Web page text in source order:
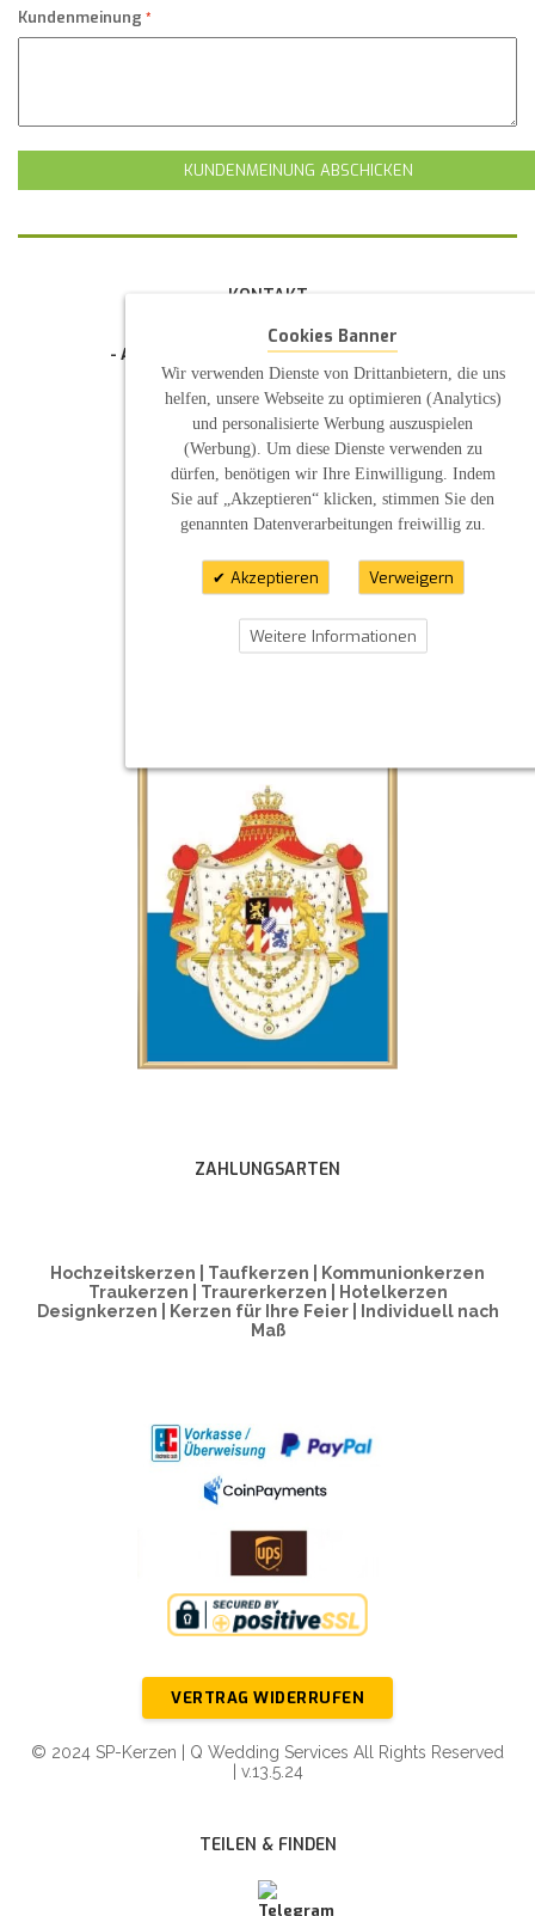
Kundenmeinung
KUNDENMEINUNG ABSCHICKEN
KONTAKT
- Allgemeine Geschäftsbedingung (AGB)
- Widerrufsbelehrung
- Datenschutzerklärung
- Pflegehinweise
E-Mail: infos@sp-kerzen.de
ZAHLUNGSARTEN
Hochzeitskerzen | Taufkerzen | Kommunionkerzen
Traukerzen | Traurerkerzen | Hotelkerzen
Designkerzen | Kerzen für Ihre Feier | Individuell nach
Maß
VERTRAG WIDERRUFEN
© 2024 SP-Kerzen | Q Wedding Services All Rights Reserved
| v.13.5.24
TEILEN & FINDEN
Cookies Banner
Wir verwenden Dienste von Drittanbietern, die uns
helfen, unsere Webseite zu optimieren (Analytics)
und personalisierte Werbung auszuspielen
(Werbung). Um diese Dienste verwenden zu
dürfen, benötigen wir Ihre Einwilligung. Indem
Sie auf „Akzeptieren“ klicken, stimmen Sie den
genannten Datenverarbeitungen freiwillig zu.
Akzeptieren Verweigern
Weitere Informationen